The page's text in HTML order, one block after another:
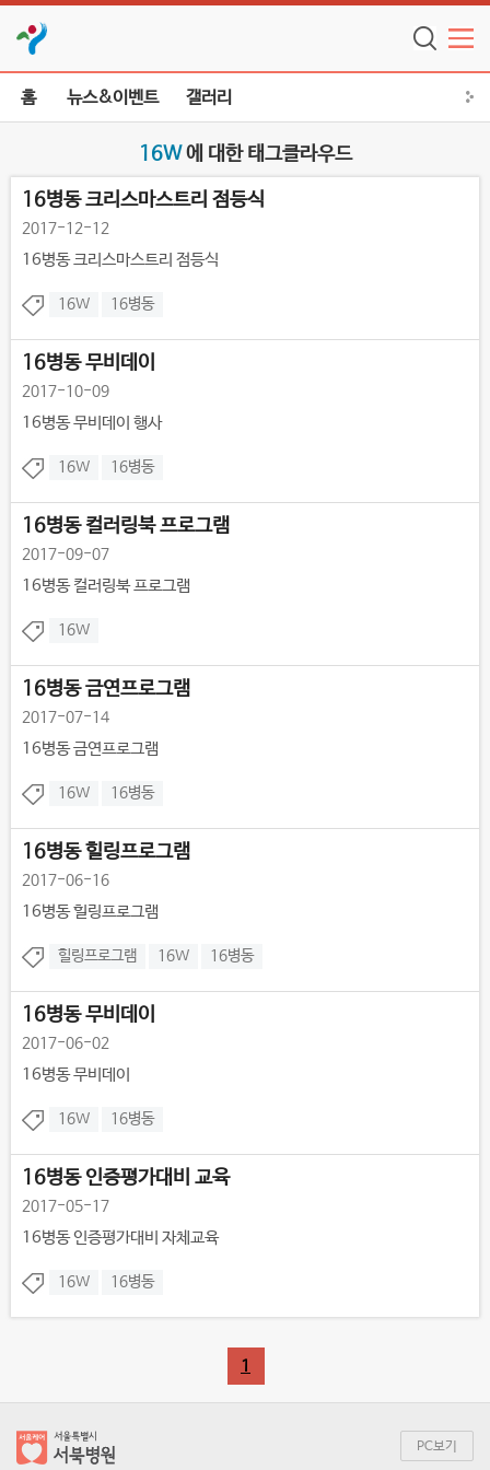
홈 뉴스&이벤트 갤러리
16W에 대한 태그클라우드
16병동 크리스마스트리 점등식
2017-12-12
16병동 크리스마스트리 점등식
16W 16병동
16병동 무비데이
2017-10-09
16병동 무비데이 행사
16W 16병동
16병동 컬러링북 프로그램
2017-09-07
16병동 컬러링북 프로그램
16W
16병동 금연프로그램
2017-07-14
16병동 금연프로그램
16W 16병동
16병동 힐링프로그램
2017-06-16
16병동 힐링프로그램
힐링프로그램 16W 16병동
16병동 무비데이
2017-06-02
16병동 무비데이
16W 16병동
16병동 인증평가대비 교육
2017-05-17
16병동 인증평가대비 자체교육
16W 16병동
1
PC보기